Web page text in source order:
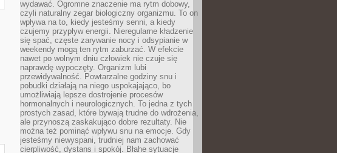
wydawać. Ogromne znaczenie ma rytm dobowy,
czyli naturalny zegar biologiczny organizmu. To on
wpływa na to, kiedy jesteśmy senni, a kiedy
czujemy przypływ energii. Nieregularne kładzenie
się spać, częste zarywanie nocy i odsypianie w
weekendy mogą ten rytm zaburzać. W efekcie
nawet po wolnym dniu człowiek nie czuje się
naprawdę wypoczęty. Organizm lubi
przewidywalność. Powtarzalne godziny snu i
pobudki działają na niego uspokajająco, bo
umożliwiają lepsze dostrojenie procesów
hormonalnych i neurologicznych. To jedna z tych
prostych zasad, które bywają trudne do wdrożenia,
ale przynoszą zaskakująco dobre rezultaty. Nie
można też pominąć wpływu snu na emocje. Gdy
jesteśmy niewyspani, trudniej nam zachować
cierpliwość, dystans i spokój. Błahe sytuacje